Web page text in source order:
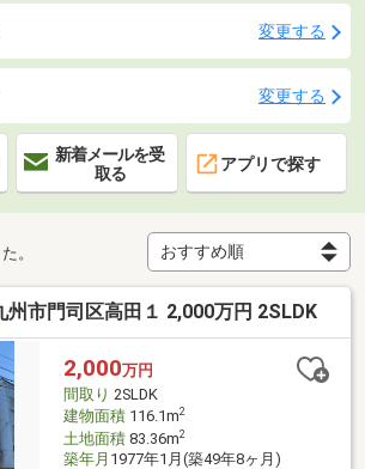
変更する
変更する
新着メールを受
取る
アプリで探す
。
州市門司区高田１ 2,000万円 2SLDK
2,000万円
間取り 2SLDK
建物面積116.1m2
土地面積83.36m2
築年月 1977年1月(築49年8ヶ月)